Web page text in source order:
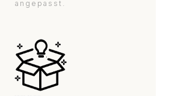
angepasst.